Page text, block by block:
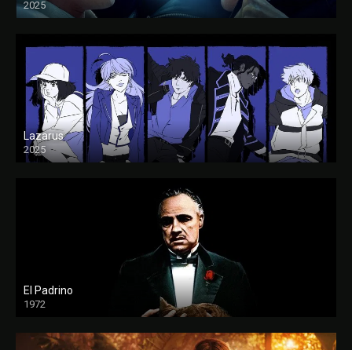
2025
Lazarus
2025
El Padrino
1972
FULL HD